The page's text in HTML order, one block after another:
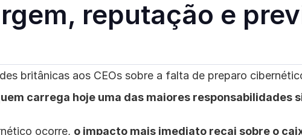
reputação e
britânicas aos CEOs sobre a falta de preparo
carrega hoje uma das maiores responsabilidades
ocorre, o impacto mais imediato recai sobre o